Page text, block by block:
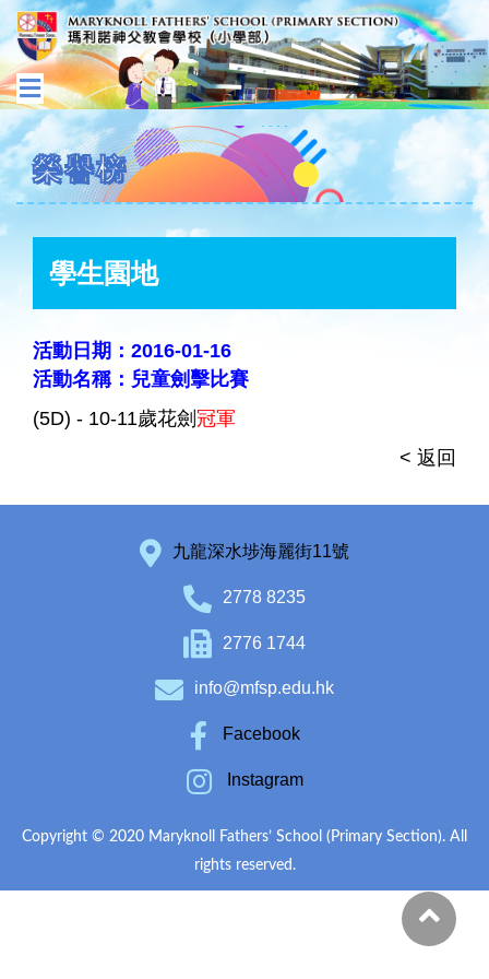
榮譽榜
學生園地
活動日期：2016-01-16
活動名稱：兒童劍擊比賽
(5D) - 10-11歲花劍 冠軍
< 返回
九龍深水埗海麗街11號
2778 8235
2776 1744
info@mfsp.edu.hk
Facebook
Instagram
Copyright © 2020 Maryknoll Fathers’ School (Primary Section). All
rights reserved.